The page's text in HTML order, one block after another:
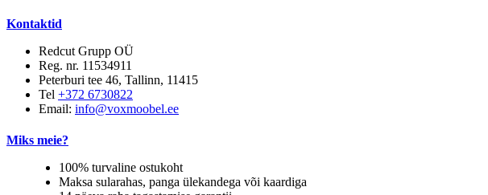
Kontaktid
Redcut Grupp OÜ
Reg. nr. 11534911
Peterburi tee 46, Tallinn, 11415
Tel +372 6730822
Email: info@voxmoobel.ee
Miks meie?
100% turvaline ostukoht
Maksa sularahas, panga ülekandega või kaardiga